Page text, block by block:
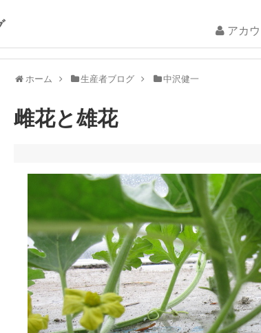
アカ
ホーム 生産者ブログ 中沢健一
雌花と雄花